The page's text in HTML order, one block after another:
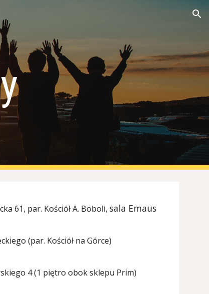
61, par. Kościół A. Boboli,sala Emaus
(par. Kościół na Górce)
4 (1 piętro obok sklepu Prim)